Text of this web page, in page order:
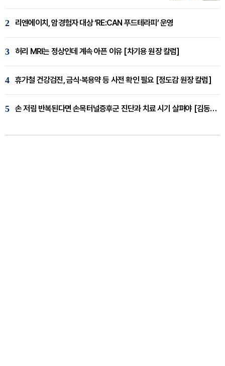
2 리엔에이치, 암경험자 대상 ‘RE:CAN 푸드테라피’ 운영
3 허리 MRI는 정상인데 계속 아픈 이유 [차기용 원장 칼럼]
4 휴가철 건강검진, 금식·복용약 등 사전 확인 필요 [정도감 원장 칼럼]
5 손 저림 반복된다면 손목터널증후군 진단과 치료 시기 살펴야 [김동현 원장 칼럼]